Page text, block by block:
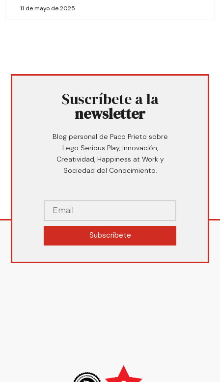
11 de mayo de 2025
Suscríbete a la
newsletter
Blog personal de Paco Prieto sobre
Lego Serious Play, Innovación,
Creatividad, Happiness at Work y
Sociedad del Conocimiento.
Subscríbete